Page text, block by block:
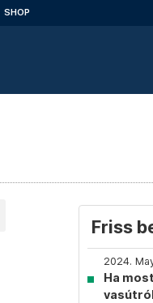
SHOP
Friss
2024.
Ha